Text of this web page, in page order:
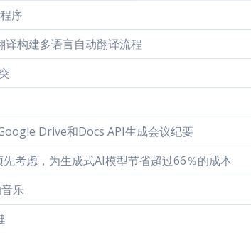
序
构建多语言自动翻译流程
Drive和Docs API生成会议纪要
考虑，为生成式AI模型节省超过66％的成本
乐